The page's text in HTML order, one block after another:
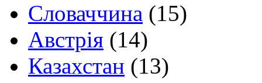
Словаччина (15)
Австрія (14)
Казахстан (13)